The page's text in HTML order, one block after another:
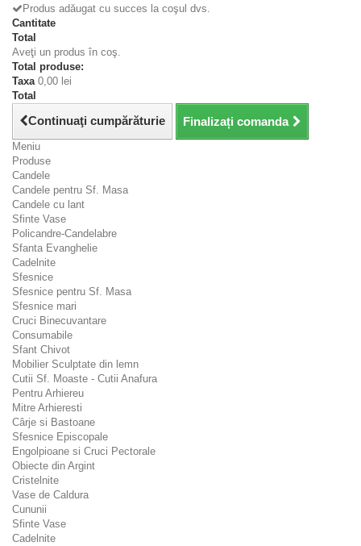
Produs adăugat cu succes la coşul dvs.
Cantitate
Total
Aveţi un produs în coş.
Total produse:
Taxa 0,00 lei
Total
Continuaţi cumpărăturie Finalizați comanda
Meniu
Produse
Candele
Candele pentru Sf. Masa
Candele cu lant
Sfinte Vase
Policandre-Candelabre
Sfanta Evanghelie
Cadelnite
Sfesnice
Sfesnice pentru Sf. Masa
Sfesnice mari
Cruci Binecuvantare
Consumabile
Sfant Chivot
Mobilier Sculptate din lemn
Cutii Sf. Moaste - Cutii Anafura
Pentru Arhiereu
Mitre Arhieresti
Cârje si Bastoane
Sfesnice Episcopale
Engolpioane si Cruci Pectorale
Obiecte din Argint
Cristelnite
Vase de Caldura
Cununii
Sfinte Vase
Cadelnite